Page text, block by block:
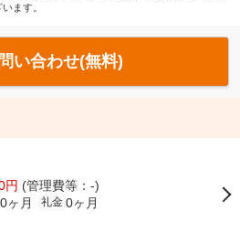
ます。
い合わせ(無料)
円 (管理費等：-)
0ヶ月 礼金 0ヶ月